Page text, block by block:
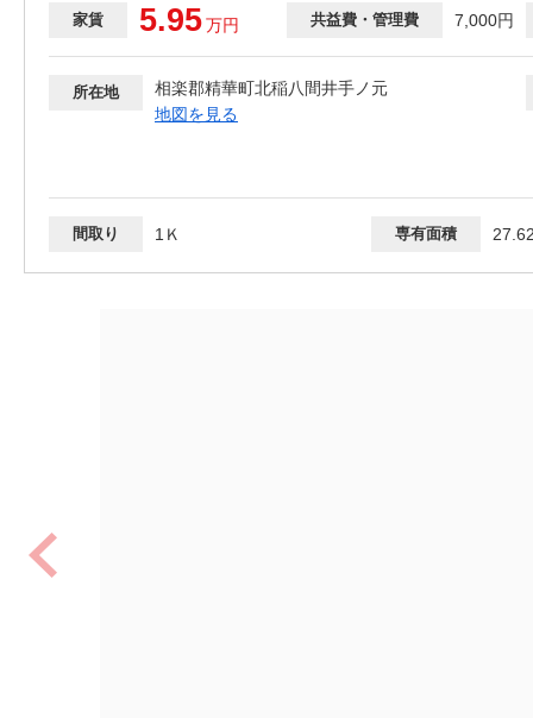
家賃 5.95万円 共益費・管理費 7,000円
所在地
相楽郡精華町北稲八間井手ノ元
地図を見る
間取り 1Ｋ 専有面積